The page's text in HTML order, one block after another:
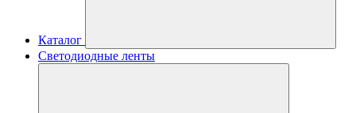
Каталог
Светодиодные ленты